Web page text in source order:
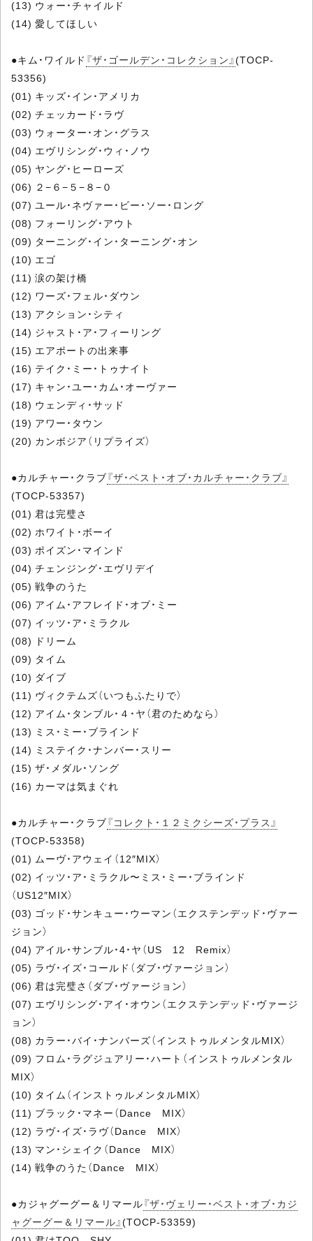
(13) ウォー・チャイルド
(14) 愛してほしい
●キム・ワイルド 『ザ・ゴールデン・コレクション』(TOCP-
53356)
(01) キッズ・イン・アメリカ
(02) チェッカード・ラヴ
(03) ウォーター・オン・グラス
(04) エヴリシング・ウィ・ノウ
(05) ヤング・ヒーローズ
(06) ２−６−５−８−０
(07) ユール・ネヴァー・ビー・ソー・ロング
(08) フォーリング・アウト
(09) ターニング・イン・ターニング・オン
(10) エゴ
(11) 涙の架け橋
(12) ワーズ・フェル・ダウン
(13) アクション・シティ
(14) ジャスト・ア・フィーリング
(15) エアポートの出来事
(16) テイク・ミー・トゥナイト
(17) キャン・ユー・カム・オーヴァー
(18) ウェンディ・サッド
(19) アワー・タウン
(20) カンボジア（リプライズ）
●カルチャー・クラブ『ザ・ベスト・オブ・カルチャー・クラブ』
(TOCP-53357)
(01) 君は完璧さ
(02) ホワイト・ボーイ
(03) ポイズン・マインド
(04) チェンジング・エヴリデイ
(05) 戦争のうた
(06) アイム・アフレイド・オブ・ミー
(07) イッツ・ア・ミラクル
(08) ドリーム
(09) タイム
(10) ダイブ
(11) ヴィクテムズ（いつもふたりで）
(12) アイム・タンブル・４・ヤ（君のためなら）
(13) ミス・ミー・ブラインド
(14) ミステイク・ナンバー・スリー
(15) ザ・メダル・ソング
(16) カーマは気まぐれ
●カルチャー・クラブ『コレクト・１２ミクシーズ・プラス』
(TOCP-53358)
(01) ムーヴ・アウェイ（12″MIX）
(02) イッツ・ア・ミラクル〜ミス・ミー・ブラインド
（US12″MIX）
(03) ゴッド・サンキュー・ウーマン（エクステンデッド・ヴァー
ジョン）
(04) アイル・サンブル・4・ヤ（US 12 Remix）
(05) ラヴ・イズ・コールド（ダブ・ヴァージョン）
(06) 君は完璧さ（ダブ・ヴァージョン）
(07) エヴリシング・アイ・オウン（エクステンデッド・ヴァージ
ョン）
(08) カラー・バイ・ナンバーズ（インストゥルメンタルMIX）
(09) フロム・ラグジュアリー・ハート（インストゥルメンタル
MIX）
(10) タイム（インストゥルメンタルMIX）
(11) ブラック・マネー（Dance MIX）
(12) ラヴ・イズ・ラヴ（Dance MIX）
(13) マン・シェイク（Dance MIX）
(14) 戦争のうた（Dance MIX）
●カジャグーグー＆リマール『ザ・ヴェリー・ベスト・オブ・カジ
ャグーグー＆リマール』(TOCP-53359)